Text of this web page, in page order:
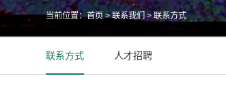
当前位置：首页>联系我们>联系方式
联系方式 人才招聘